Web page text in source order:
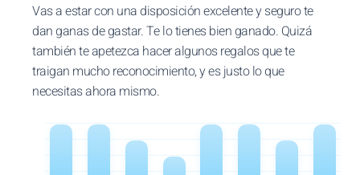
Vas a estar con una disposición excelente y seguro te
dan ganas de gastar. Te lo tienes bien ganado. Quizá
también te apetezca hacer algunos regalos que te
traigan mucho reconocimiento, y es justo lo que
necesitas ahora mismo.